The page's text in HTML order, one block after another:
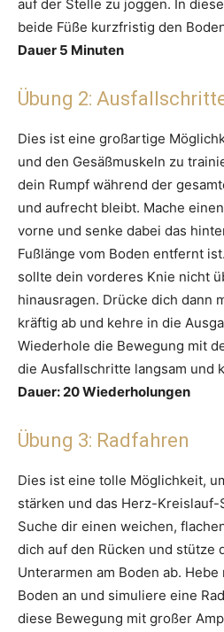
auf der Stelle zu joggen. In
beide Füße kurzfristig den
Dauer 5 Minuten
Übung 2:
Dies ist eine großartige
und den Gesäßmuskeln zu
dein Rumpf während der
und aufrecht bleibt. Mache
vorne und senke dabei das
Fußlänge vom Boden entfernt
sollte dein vorderes Knie nicht
hinausragen. Drücke dich dann
kräftig ab und kehre in die
Wiederhole die Bewegung mit
die Ausfallschritte langsam und
Dauer: 20 Wiederholungen
Übung 3: Radfahren
Dies ist eine tolle Möglichkeit,
stärken und das Herz-Kreislauf-
Suche dir einen weichen,
dich auf den Rücken und stütze
Unterarmen am Boden ab.
Boden an und simuliere eine
diese Bewegung mit großer